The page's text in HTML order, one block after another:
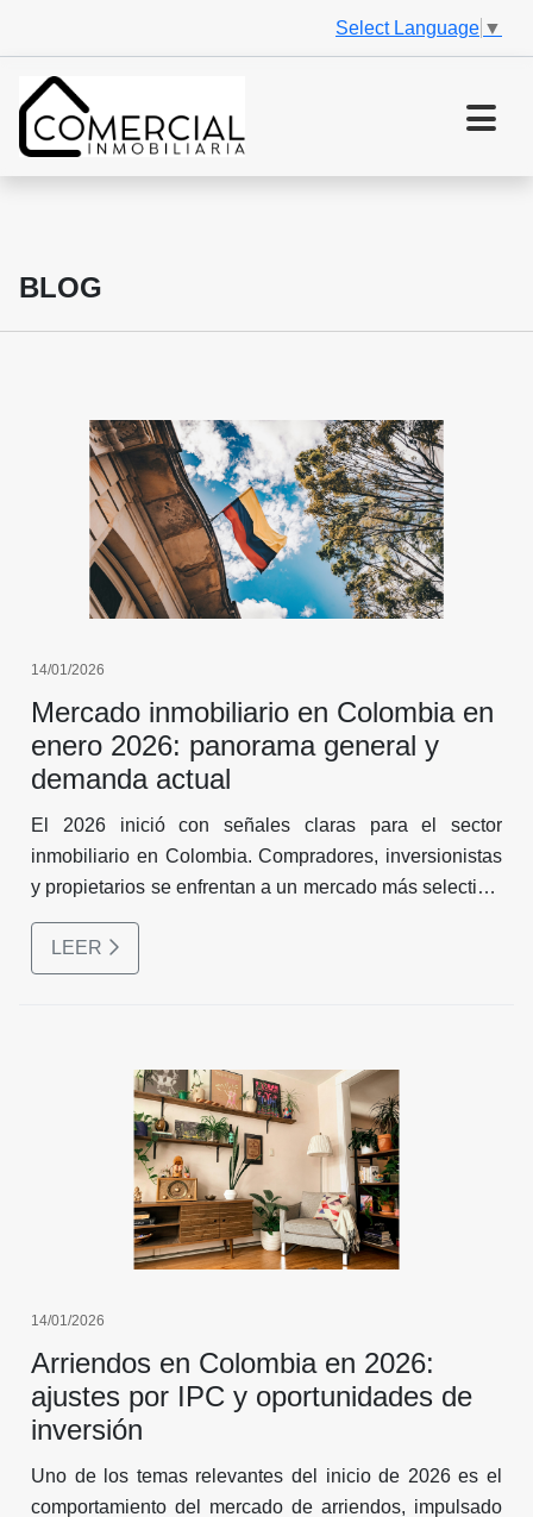
Select Language ▼
BLOG
14/01/2026
Mercado inmobiliario en Colombia en
enero 2026: panorama general y
demanda actual
El 2026 inició con señales claras para el sector
inmobiliario en Colombia. Compradores, inversionistas
y propietarios se enfrentan a un mercado más selectivo,
donde la vivienda usada y los arriendos concentran la
mayor parte del movimiento.
LEER
14/01/2026
Arriendos en Colombia en 2026:
ajustes por IPC y oportunidades de
inversión
Uno de los temas relevantes del inicio de 2026 es el
comportamiento del mercado de arriendos, impulsado